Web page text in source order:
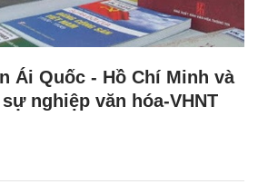
Ái Quốc - Hồ Chí Minh và
nghiệp văn hóa-VHNT